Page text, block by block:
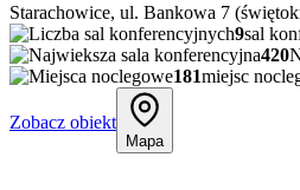
Starachowice, ul. Bankowa 7
9sal
420
181miejsc
Zobacz obiekt
Mapa